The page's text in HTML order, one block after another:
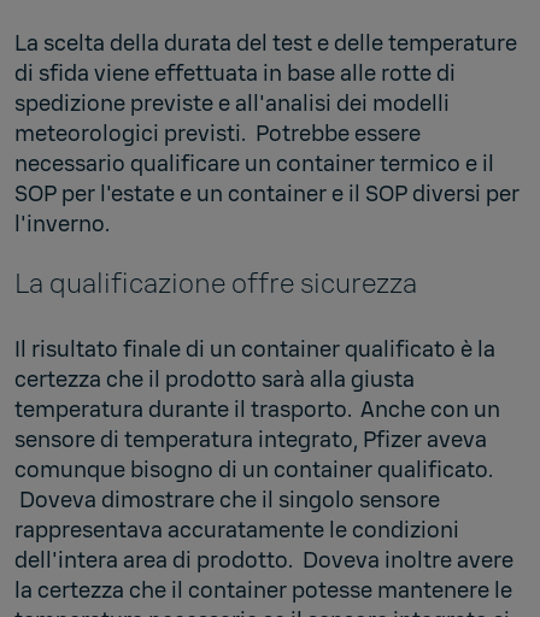
La scelta della durata del test e delle temperature
di sfida viene effettuata in base alle rotte di
spedizione previste e all'analisi dei modelli
meteorologici previsti. Potrebbe essere
necessario qualificare un container termico e il
SOP per l'estate e un container e il SOP diversi per
l'inverno.
La qualificazione offre sicurezza
Il risultato finale di un container qualificato è la
certezza che il prodotto sarà alla giusta
temperatura durante il trasporto. Anche con un
sensore di temperatura integrato, Pfizer aveva
comunque bisogno di un container qualificato.
Doveva dimostrare che il singolo sensore
rappresentava accuratamente le condizioni
dell'intera area di prodotto. Doveva inoltre avere
la certezza che il container potesse mantenere le